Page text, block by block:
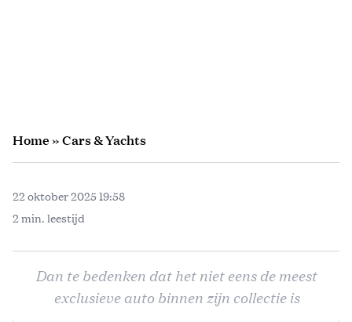
Home»Cars & Yachts
22 oktober 2025 19:58
2 min. leestijd
Dan te bedenken dat het niet eens de meest
exclusieve auto binnen zijn collectie is